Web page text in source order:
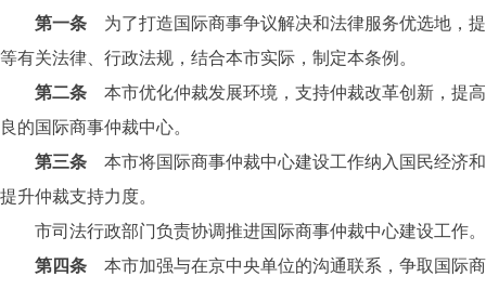
第一条 为了打造国际商事争议解决和法律服务优选地，
等有关法律、行政法规，结合本市实际，制定本条例。
第二条 本市优化仲裁发展环境，支持仲裁改革创新，提
良的国际商事仲裁中心。
第三条 本市将国际商事仲裁中心建设工作纳入国民经济
提升仲裁支持力度。
市司法行政部门负责协调推进国际商事仲裁中心建设工作。
第四条 本市加强与在京中央单位的沟通联系，争取国际